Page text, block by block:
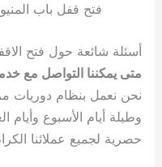
فتح قفل باب
أسئلة شائعة حول فتح
متى يمكننا التواصل مع
نحن نعمل بنظام دوريات
وطيلة أيام الأسبوع
حصرية لجميع عملائنا